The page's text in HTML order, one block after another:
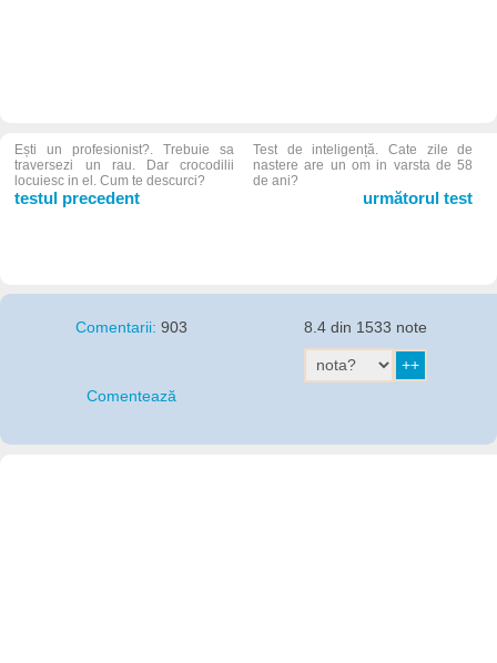
Ești un profesionist?. Trebuie sa
traversezi un rau. Dar crocodilii
locuiesc in el. Cum te descurci?
testul precedent
Test de inteligență. Cate zile de
nastere are un om in varsta de 58
de ani?
următorul test
Comentarii:903
Comentează
8.4 din 1533 note